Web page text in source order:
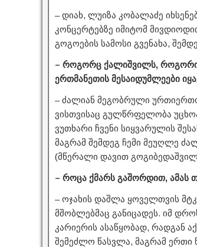
– დიახ, ლუიზა კობალაძე
კონცერტებზე იმიტომ
გოგოების სამოსი გვენახა,
– როგორც ქალიშვილს,
ერთმანეთის მესაიდუმლეები
– ძალიან მეგობრული
ვისთვისაც გულწრფელობა
ვუთხარი ჩვენი სიყვარულის
მაგრამ შემდეგ ჩემი მეუღლე
(მწერალი დავით
– როცა ქმარს გაშორდით, ამას
– ოჯახის დაშლა ყოველთვის
მშობლებმაც განიცადეს. იმ
კარიერის ასაწყობად, რადგან
შემეძლო წასვლა, მაგრამ ერთი